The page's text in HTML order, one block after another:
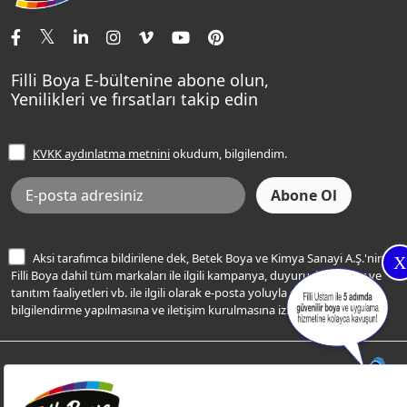
X
Tavan Boyaları
Ev Bakım ve Hobi Boyaları
Yatak Odası Renkleri
Sentomaxx Sentetik Boya
Sentomaxx İpeksi Mat
Momento Life
Şampanya Rengi
Açık Mavi Rengi
Frezya Rengi
İletişim Bilgilerimiz
Renk Danışma
Filli Ustam
Sıkça Sorulan Sorular
Ücretsiz Yalıtım Keşif Hizmeti
Bilgi Toplumu Hizmetleri
İnternet Sitesi Kullanım Koşulları
KVKK Talep Formu
KVKK Aydınlatma Metni
Filli Boya E-bültenine abone olun,
Yenilikleri ve fırsatları takip edin
KVKK aydınlatma metniniokudum, bilgilendim.
Aksi tarafımca bildirilene dek, Betek Boya ve Kimya Sanayi A.Ş.'nin
Filli Boya dahil tüm markaları ile ilgili kampanya, duyuru, hizmetler ve
tanıtım faaliyetleri vb. ile ilgili olarak e-posta yoluyla şahsıma
bilgilendirme yapılmasına ve iletişim kurulmasına izin veriyorum.